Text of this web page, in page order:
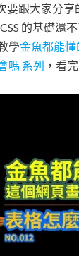
要跟大家分享
的基礎還
學金魚都能
嗎 系列 ，看